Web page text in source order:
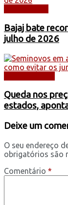
Bajaj bate
julho de 2026
Queda nos
estados,
Deixe um
O seu endereço
obrigatórios são
Comentário *